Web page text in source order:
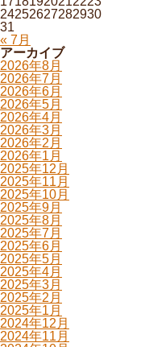
« 7月
24252627282930
31
アーカイブ
2026年8月
2026年7月
2026年6月
2026年5月
2026年4月
2026年3月
2026年2月
2026年1月
2025年12月
2025年11月
2025年10月
2025年9月
2025年8月
2025年7月
2025年6月
2025年5月
2025年4月
2025年3月
2025年2月
2025年1月
2024年12月
2024年11月